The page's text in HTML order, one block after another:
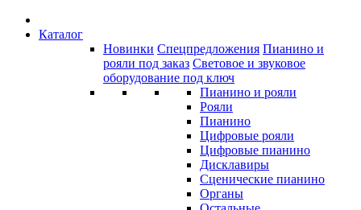
Каталог
Новинки Спецпредложения Пианино и
рояли под заказ Световое и звуковое
оборудование под ключ
Пианино и рояли
Рояли
Пианино
Цифровые рояли
Цифровые пианино
Дисклавиры
Сценические пианино
Органы